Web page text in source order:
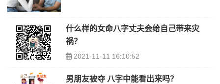
什么样的女命八字丈夫会给自己带来灾
祸？
2021-11-11 16:10:52
男朋友被夺 八字中能看出来吗？